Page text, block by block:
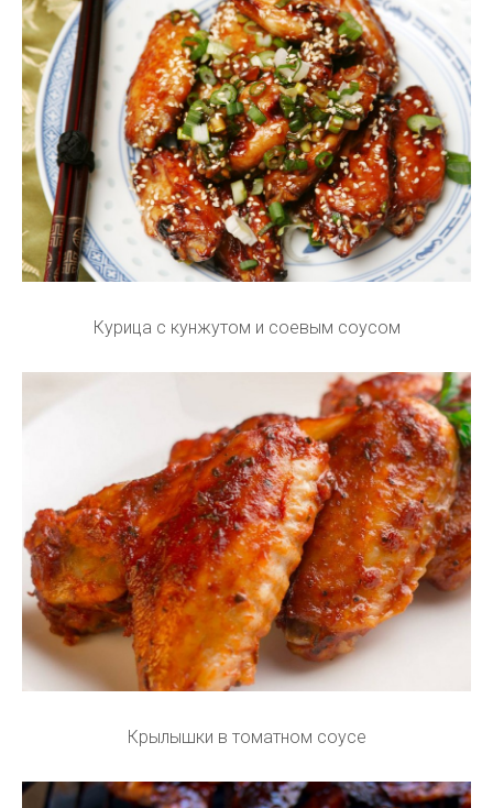
Курица с кунжутом и соевым соусом
Крылышки в томатном соусе